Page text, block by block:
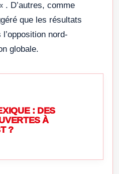
. D’autres, comme
que les résultats
nord-
globale.
: DES
À
?